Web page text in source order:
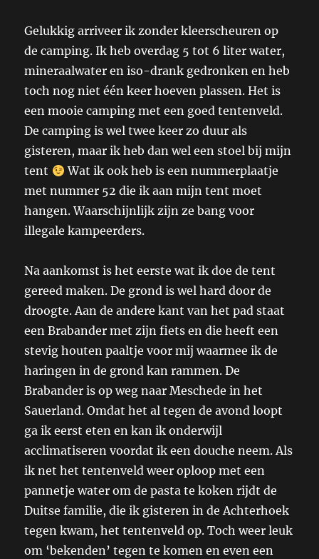
Gelukkig arriveer ik zonder kleerscheuren op
de camping. Ik heb overdag 5 tot 6 liter water,
mineraalwater en iso-drank gedronken en heb
toch nog niet één keer hoeven plassen. Het is
een mooie camping met een goed tentenveld.
De camping is wel twee keer zo duur als
gisteren, maar ik heb dan wel een stoel bij mijn
tent
Wat ik ook heb is een nummerplaatje
met nummer 52 die ik aan mijn tent moet
hangen. Waarschijnlijk zijn ze bang voor
illegale kampeerders.
Na aankomst is het eerste wat ik doe de tent
gereed maken. De grond is wel hard door de
droogte. Aan de andere kant van het pad staat
een Brabander met zijn fiets en die heeft een
stevig houten paaltje voor mij waarmee ik de
haringen in de grond kan rammen. De
Brabander is op weg naar Meschede in het
Sauerland. Omdat het al tegen de avond loopt
ga ik eerst eten en kan ik onderwijl
acclimatiseren voordat ik een douche neem. Als
ik net het tentenveld weer oploop met een
pannetje water om de pasta te koken rijdt de
Duitse familie, die ik gisteren in de Achterhoek
tegen kwam, het tentenveld op. Toch weer leuk
om ‘bekenden’ tegen te komen en even een